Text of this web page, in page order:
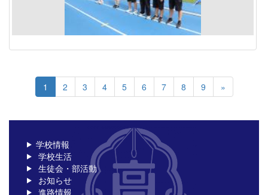
1 2 3 4 5 6 7 8 9 »
学校情報
学校生活
生徒会・部活動
お知らせ
進路情報